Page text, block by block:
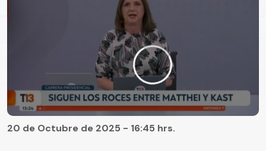
20 de Octubre de 2025 - 16:45 hrs.